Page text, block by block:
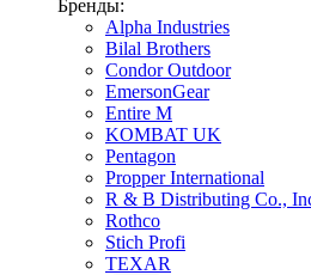
Бренды:
Alpha Industries
Bilal Brothers
Condor Outdoor
EmersonGear
Entire M
KOMBAT UK
Pentagon
Propper International
R & B Distributing Co.,
Rothco
Stich Profi
TEXAR